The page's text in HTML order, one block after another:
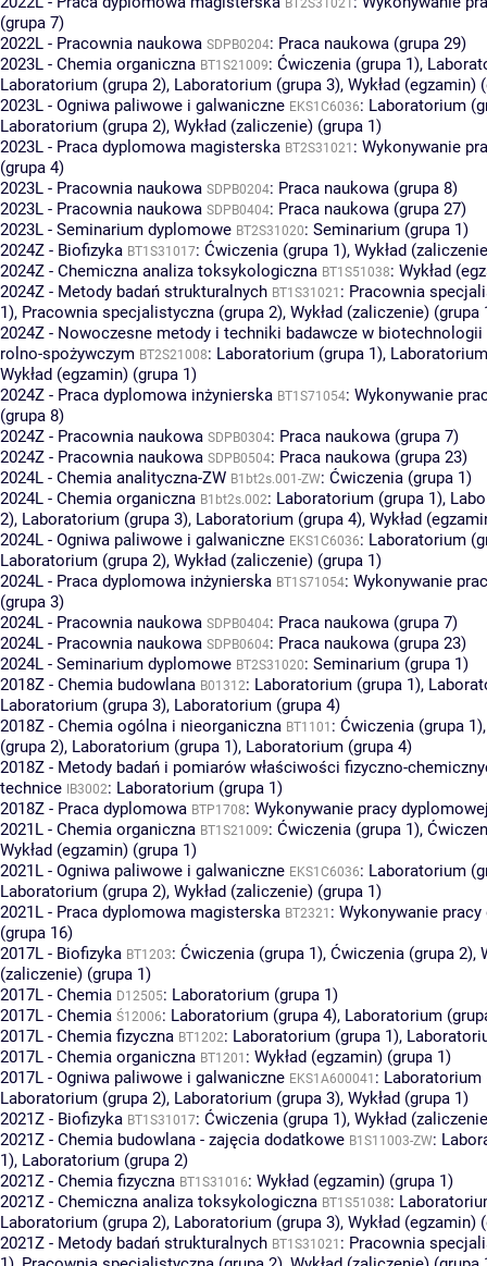
(grupa 7)
2022L - Pracownia naukowa SDPB0204: Praca naukowa (grupa 29)
2023L - Chemia organiczna BT1S21009: Ćwiczenia (grupa 1),
Laboratorium (grupa 2), Laboratorium (grupa 3), Wykład (egzamin)
2023L - Ogniwa paliwowe i galwaniczne EKS1C6036: Laboratorium
Laboratorium (grupa 2), Wykład (zaliczenie) (grupa 1)
2023L - Praca dyplomowa magisterska BT2S31021 : Wykonywanie
(grupa 4)
2023L - Pracownia naukowa SDPB0204: Praca naukowa (grupa 8)
2023L - Pracownia naukowa SDPB0404: Praca naukowa (grupa 27)
2023L - Seminarium dyplomowe BT2S31020: Seminarium (grupa 1)
2024Z - Biofizyka BT1S31017: Ćwiczenia (grupa 1), Wykład
2024Z - Chemiczna analiza toksykologiczna BT1S51038: Wykład
2024Z - Metody badań strukturalnych BT1S31021 : Pracownia
1), Pracownia specjalistyczna (grupa 2), Wykład (zaliczenie) (grupa
2024Z - Nowoczesne metody i techniki badawcze w
rolno-spożywczym BT2S21008: Laboratorium (grupa 1),
Wykład (egzamin) (grupa 1)
2024Z - Praca dyplomowa inżynierska BT1S71054: Wykonywanie
(grupa 8)
2024Z - Pracownia naukowa SDPB0304: Praca naukowa (grupa 7)
2024Z - Pracownia naukowa SDPB0504: Praca naukowa (grupa 23)
2024L - Chemia analityczna-ZW B1bt2s.001-ZW: Ćwiczenia (grupa 1)
2024L - Chemia organiczna B1bt2s.002: Laboratorium (grupa 1),
2), Laboratorium (grupa 3), Laboratorium (grupa 4), Wykład
2024L - Ogniwa paliwowe i galwaniczne EKS1C6036: Laboratorium
Laboratorium (grupa 2), Wykład (zaliczenie) (grupa 1)
2024L - Praca dyplomowa inżynierska BT1S71054: Wykonywanie
(grupa 3)
2024L - Pracownia naukowa SDPB0404: Praca naukowa (grupa 7)
2024L - Pracownia naukowa SDPB0604: Praca naukowa (grupa 23)
2024L - Seminarium dyplomowe BT2S31020: Seminarium (grupa 1)
2018Z - Chemia budowlana B01312: Laboratorium (grupa 1),
Laboratorium (grupa 3), Laboratorium (grupa 4)
2018Z - Chemia ogólna i nieorganiczna BT1101 : Ćwiczenia (grupa 1)
(grupa 2), Laboratorium (grupa 1), Laboratorium (grupa 4)
2018Z - Metody badań i pomiarów właściwości fizyczno-
technice IB3002: Laboratorium (grupa 1)
2018Z - Praca dyplomowa BTP1708: Wykonywanie pracy
2021L - Chemia organiczna BT1S21009: Ćwiczenia (grupa 1),
Wykład (egzamin) (grupa 1)
2021L - Ogniwa paliwowe i galwaniczne EKS1C6036: Laboratorium
Laboratorium (grupa 2), Wykład (zaliczenie) (grupa 1)
2021L - Praca dyplomowa magisterska BT2321 : Wykonywanie
(grupa 16)
2017L - Biofizyka BT1203: Ćwiczenia (grupa 1), Ćwiczenia (grupa 2),
(zaliczenie) (grupa 1)
2017L - Chemia D12505: Laboratorium (grupa 1)
2017L - Chemia Ś12006: Laboratorium (grupa 4), Laboratorium
2017L - Chemia fizyczna BT1202: Laboratorium (grupa 1),
2017L - Chemia organiczna BT1201 : Wykład (egzamin) (grupa 1)
2017L - Ogniwa paliwowe i galwaniczne EKS1A600041 : Laboratorium
Laboratorium (grupa 2), Laboratorium (grupa 3), Wykład (grupa 1)
2021Z - Biofizyka BT1S31017: Ćwiczenia (grupa 1), Wykład
2021Z - Chemia budowlana - zajęcia dodatkowe B1S11003-ZW:
1), Laboratorium (grupa 2)
2021Z - Chemia fizyczna BT1S31016: Wykład (egzamin) (grupa 1)
2021Z - Chemiczna analiza toksykologiczna BT1S51038:
Laboratorium (grupa 2), Laboratorium (grupa 3), Wykład (egzamin)
2021Z - Metody badań strukturalnych BT1S31021 : Pracownia